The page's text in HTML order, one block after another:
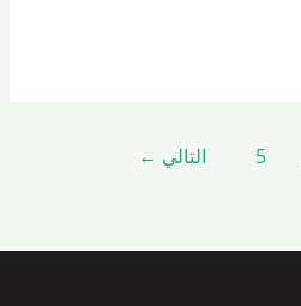
5 التالي ←